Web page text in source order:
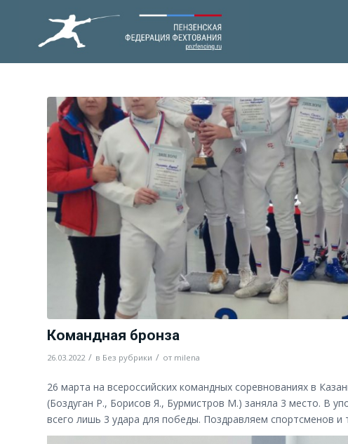
Командная бронза
26.03.2022 / в Без рубрики / от milena
26 марта на всероссийских командных соревнованиях в
(Боздуган Р., Борисов Я., Бурмистров М.) заняла 3 место. В
всего лишь 3 удара для победы. Поздравляем спортсменов и